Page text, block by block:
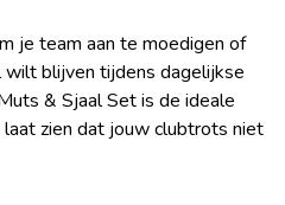
je team aan te moedigen of
blijven tijdens dagelijkse
& Sjaal Set is de ideale
zien dat jouw clubtrots niet